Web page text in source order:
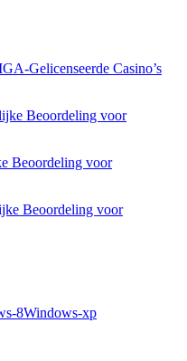
Gelicenseerde Casino’s
Beoordeling voor
Beoordeling voor
Beoordeling voor
8Windows-xp